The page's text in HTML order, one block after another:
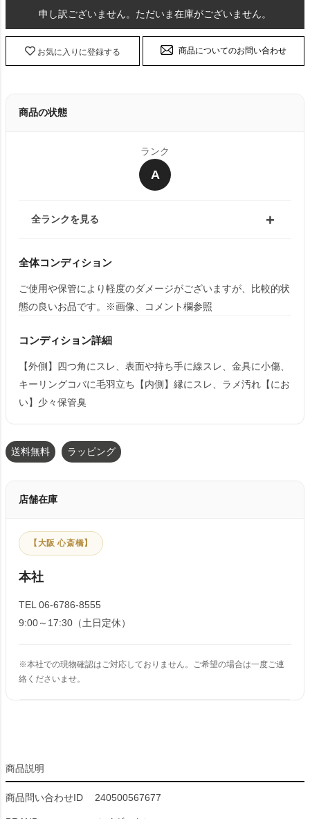
申し訳ございません。ただいま在庫がございません。
お気に入りに登録する 商品についてのお問い合わせ
商品の状態
ランク
A
全ランクを見る
全体コンディション
ご使用や保管により軽度のダメージがございますが、比較的状
態の良いお品です。※画像、コメント欄参照
コンディション詳細
【外側】四つ角にスレ、表面や持ち手に線スレ、金具に小傷、
キーリングコバに毛羽立ち【内側】縁にスレ、ラメ汚れ【にお
い】少々保管臭
送料無料 ラッピング
店舗在庫
【大阪 心斎橋】
本社
TEL 06-6786-8555
9:00～17:30（土日定休）
※本社での現物確認はご対応しておりません。ご希望の場合は一度ご連
絡くださいませ。
商品説明
商品問い合わせID 240500567677